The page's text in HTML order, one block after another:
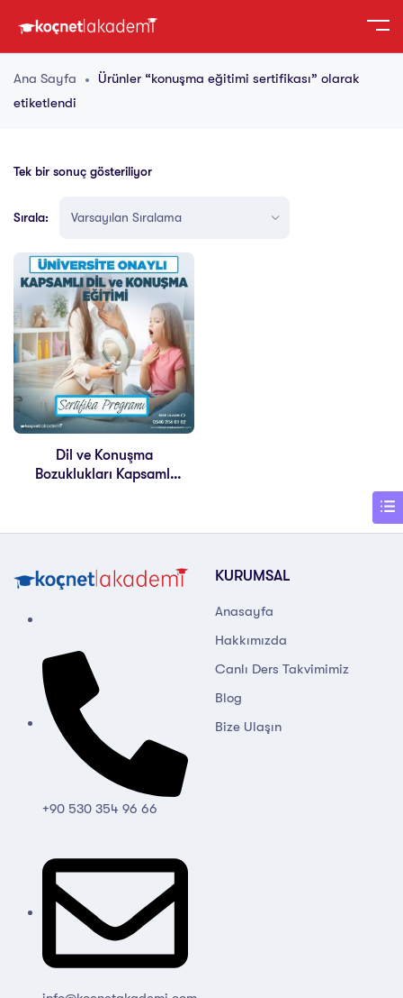
Ana Sayfa
Ürünler “konuşma eğitimi sertifikası” olarak
etiketlendi
Tek bir sonuç gösteriliyor
Sırala:
Dil ve Konuşma
Bozuklukları Kapsamlı
+90 530 354 96 66
KURUMSAL
Anasayfa
Hakkımızda
Canlı Ders Takvimimiz
Blog
Bize Ulaşın